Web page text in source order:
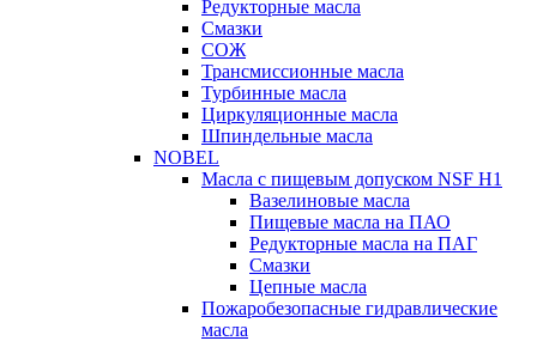
Редукторные масла
Смазки
СОЖ
Трансмиссионные масла
Турбинные масла
Циркуляционные масла
Шпиндельные масла
NOBEL
Масла с пищевым допуском NSF H1
Вазелиновые масла
Пищевые масла на ПАО
Редукторные масла на ПАГ
Смазки
Цепные масла
Пожаробезопасные гидравлические
масла